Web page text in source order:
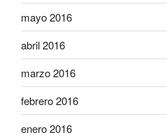
mayo 2016
abril 2016
marzo 2016
febrero 2016
enero 2016